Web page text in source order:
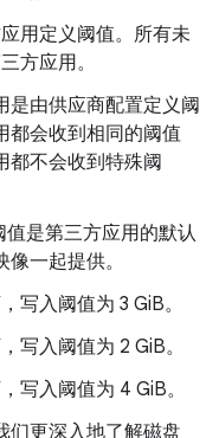
用定义阈值。所有未
方应用。
是由供应商配置定义阈
都会收到相同的阈值
都不会收到特殊阈
是第三方应用的默认
一起提供。
写入阈值为 3 GiB。
写入阈值为 2 GiB。
写入阈值为 4 GiB。
们更深入地了解磁盘